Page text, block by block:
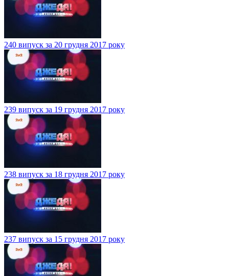
240 випуск за 20 грудня 2017 року
239 випуск за 19 грудня 2017 року
238 випуск за 18 грудня 2017 року
237 випуск за 15 грудня 2017 року